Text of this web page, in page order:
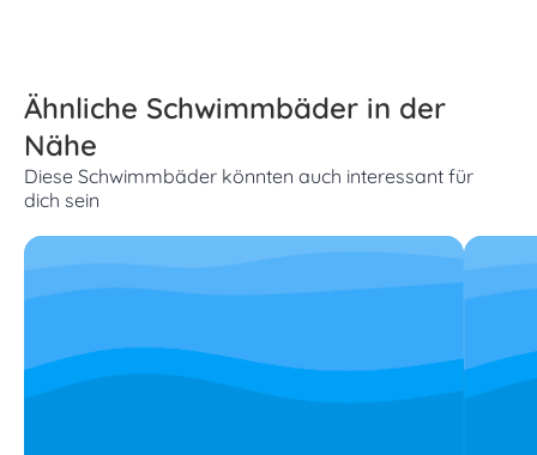
Ähnliche Schwimmbäder in der
Nähe
Diese Schwimmbäder könnten auch interessant für
dich sein